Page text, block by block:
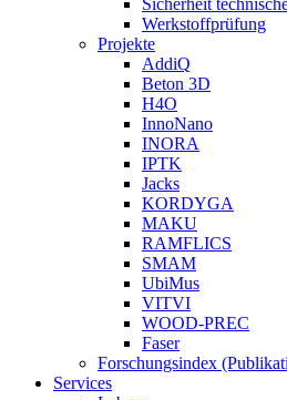
Sicherheit
Werkstoffprüfung
Projekte
AddiQ
Beton 3D
H4O
InnoNano
INORA
IPTK
Jacks
KORDYGA
MAKU
RAMFLICS
SMAM
UbiMus
VITVI
WOOD-PREC
Faser
Forschungsindex
Services